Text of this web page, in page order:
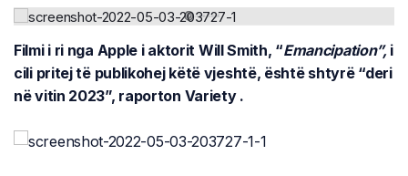
Filmi i ri nga Apple i aktorit Will Smith, “Emancipation”,i
cili pritej të publikohej këtë vjeshtë, është shtyrë “deri
në vitin 2023”, raporton Variety .